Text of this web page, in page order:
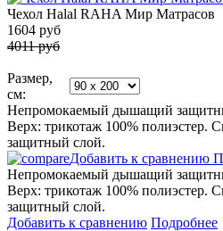
Чехол Halal RAHA Мир Матрасов
1604 руб
4011 руб
Размер,
см:
Непромокаемый дышащий
Верх: трикотаж 100% полиэстер.
защитный слой.
Добавить к сравнению
Непромокаемый дышащий
Верх: трикотаж 100% полиэстер.
защитный слой.
Добавить к сравнению Подробнее